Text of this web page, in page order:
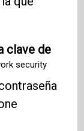
clave de
security